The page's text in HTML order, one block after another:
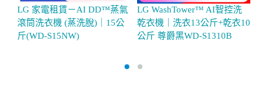
LG 家電租賃－AI DD™蒸氣
滾筒洗衣機 (蒸洗脫)｜15公
斤(WD-S15NW)
LG WashTower™ AI智控洗
乾衣機｜洗衣13公斤+乾衣10
公斤 尊爵黑WD-S1310B